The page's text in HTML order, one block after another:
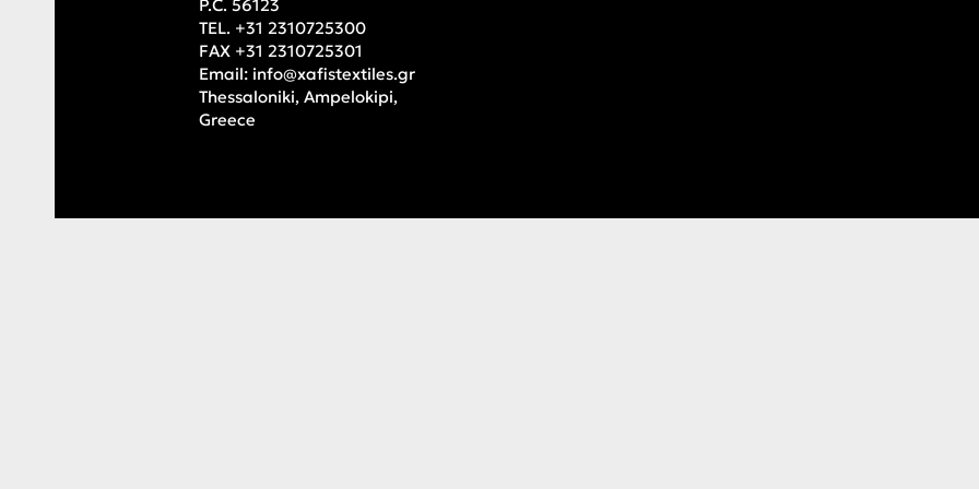
P.C. 56123
TEL. +31 2310725300
FAX +31 2310725301
Email: info@xafistextiles.gr
Thessaloniki, Ampelokipi,
Greece